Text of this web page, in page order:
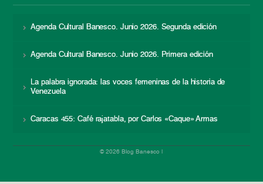
Agenda Cultural Banesco. Junio 2026. Segunda edición
Agenda Cultural Banesco. Junio 2026. Primera edición
La palabra ignorada: las voces femeninas de la historia de
Venezuela
Caracas 455: Café rajatabla, por Carlos «Caque» Armas
© 2026 Blog Banesco |